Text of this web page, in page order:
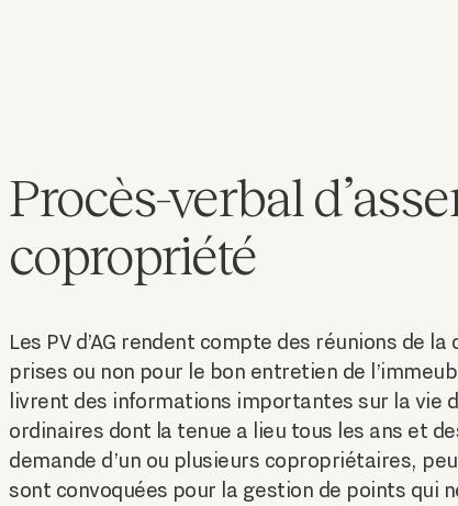
Procès-verbal
copropriété
Les PV d’AG rendent compte des réunions de
prises ou non pour le bon entretien de
livrent des informations importantes sur la vie
ordinaires dont la tenue a lieu tous les ans et
demande d’un ou plusieurs copropriétaires,
sont convoquées pour la gestion de points qui